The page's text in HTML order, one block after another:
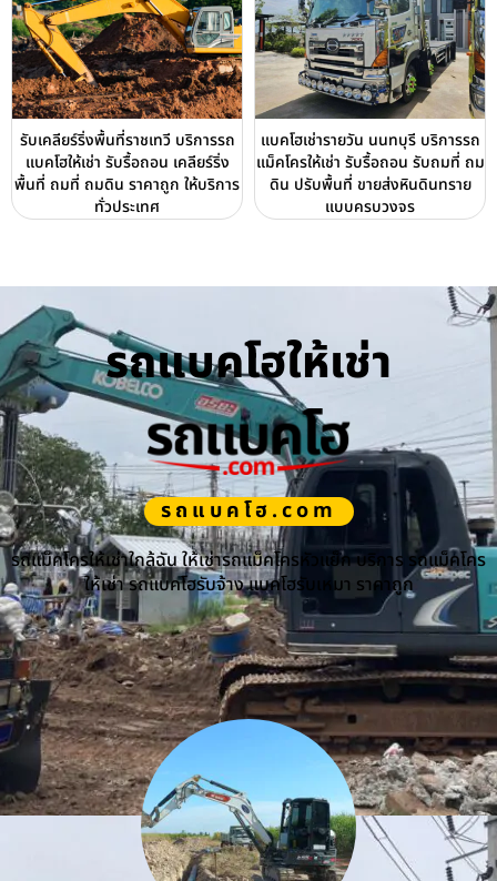
รับเคลียร์ริ่งพื้นที่ราชเทวี บริการรถ
แบคโฮให้เช่า รับรื้อถอน เคลียร์ริ่ง
พื้นที่ ถมที่ ถมดิน ราคาถูก ให้บริการ
ทั่วประเทศ
แบคโฮเช่ารายวัน นนทบุรี บริการรถ
แม็คโครให้เช่า รับรื้อถอน รับถมที่ ถม
ดิน ปรับพื้นที่ ขายส่งหินดินทราย
แบบครบวงจร
รถแบคโฮให้เช่า
รถแบคโฮ.com
รถแม็คโครให้เช่าใกล้ฉัน ให้เช่ารถแม็คโครหัวแย็ก บริการ รถแม็คโคร
ให้เช่า รถแบคโฮรับจ้าง แบคโฮรับเหมา ราคาถูก